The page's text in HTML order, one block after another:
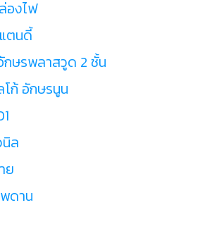
องไฟ
ตนดี้
กษรพลาสวูด 2 ชั้น
ก้ อักษรนูน
ล
ย
ดาน